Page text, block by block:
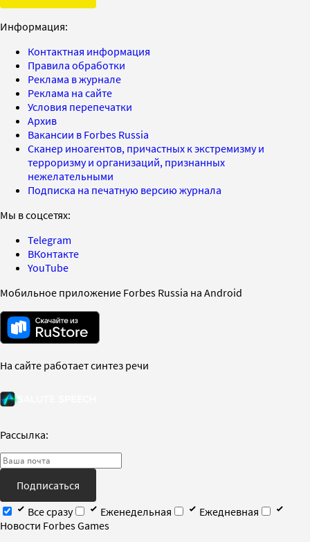
Информация:
Контактная информация
Правила обработки
Реклама в журнале
Реклама на сайте
Условия перепечатки
Архив
Вакансии в Forbes Russia
Сканер иноагентов, причастных к экстремизму и
терроризму и организаций, признанных
нежелательными
Подписка на печатную версию журнала
Мы в соцсетях:
Telegram
ВКонтакте
YouTube
Мобильное приложение Forbes Russia на Android
На сайте работает синтез речи
Рассылка:
Подписаться
Все сразу
Еженедельная
Ежедневная
Новости Forbes Games